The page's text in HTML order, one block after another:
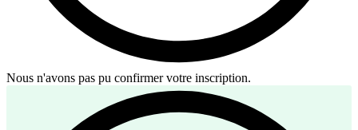
Nous n'avons pas pu confirmer votre inscription.